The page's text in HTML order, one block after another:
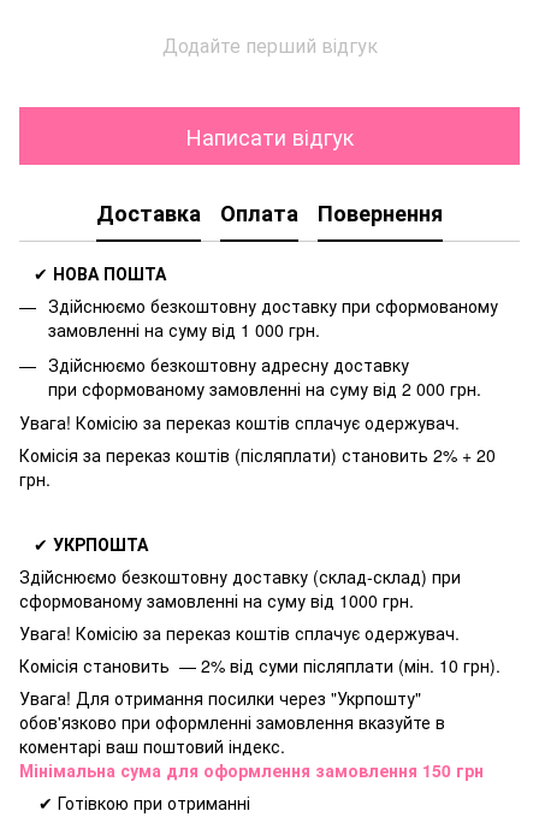
Додайте перший відгук
Написати відгук
Доставка Оплата Повернення
✔ НОВА ПОШТА
Здійснюємо безкоштовну доставку при сформованому
замовленні на суму від 1 000 грн.
Здійснюємо безкоштовну адресну доставку
при сформованому замовленні на суму від 2 000 грн.
Увага! Комісію за переказ коштів сплачує одержувач.
Комісія за переказ коштів (післяплати) становить 2% + 20
грн.
✔ УКРПОШТА
Здійснюємо безкоштовну доставку (склад-склад) при
сформованому замовленні на суму від 1000 грн.
Увага! Комісію за переказ коштів сплачує одержувач.
Комісія становить — 2% від суми післяплати (мін. 10 грн).
Увага! Для отримання посилки через "Укрпошту"
обов'язково при оформленні замовлення вказуйте в
коментарі ваш поштовий індекс.
Мінімальна сума для оформлення замовлення 150 грн
✔ Готівкою при отриманні